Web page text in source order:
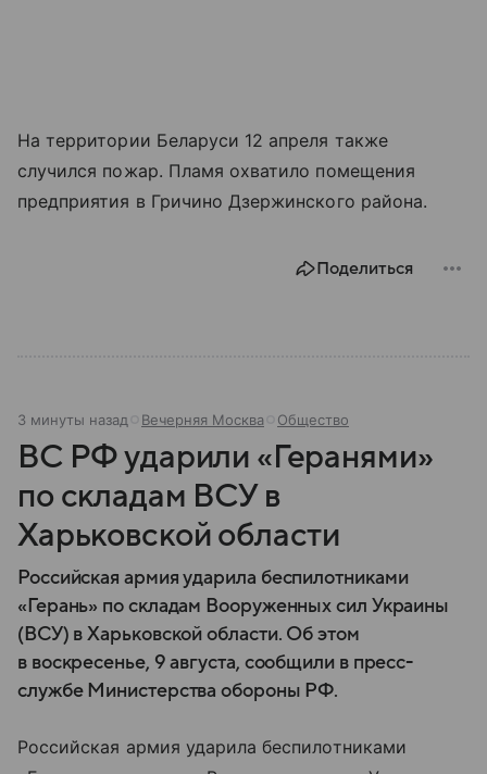
На территории Беларуси 12 апреля также
случился пожар. Пламя охватило помещения
предприятия в Гричино Дзержинского района.
Поделиться
3 минуты назад Вечерняя Москва Общество
ВС РФ ударили «Геранями»
по складам ВСУ в
Харьковской области
Российская армия ударила беспилотниками
«Герань» по складам Вооруженных сил Украины
(ВСУ) в Харьковской области. Об этом
в воскресенье, 9 августа, сообщили в пресс-
службе Министерства обороны РФ.
Российская армия ударила беспилотниками